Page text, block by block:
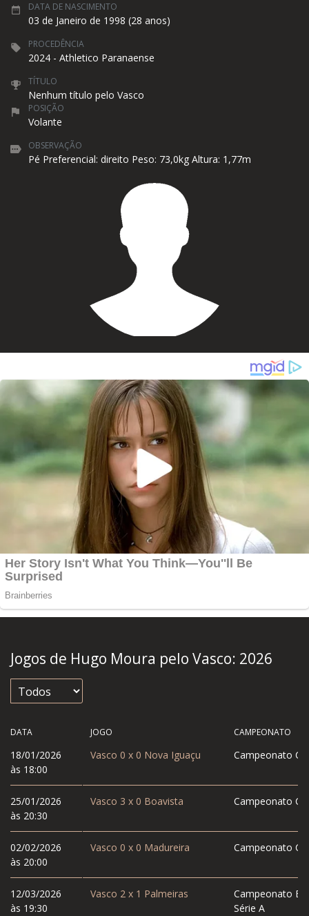
DATA DE NASCIMENTO
03 de Janeiro de 1998 (28 anos)
PROCEDÊNCIA
2024 - Athletico Paranaense
TÍTULO
Nenhum título pelo Vasco
POSIÇÃO
Volante
OBSERVAÇÃO
Pé Preferencial: direito Peso: 73,0kg Altura: 1,77m
Jogos de Hugo Moura pelo Vasco: 2026
DATA
18/01/2026
às 18:00
25/01/2026
às 20:30
02/02/2026
às 20:00
12/03/2026
às 19:30
JOGO CAMPEONATO
Vasco 0 x 0 Nova Iguaçu Campeonato
Vasco 3 x 0 Boavista Campeonato
Vasco 0 x 0 Madureira Campeonato
Vasco 2 x 1 Palmeiras
Campeonato
Série A